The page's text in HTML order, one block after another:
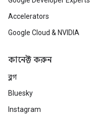
Accelerators
Google Cloud & NVIDIA
কানেক্ট করুন
ব্লগ
Bluesky
Instagram